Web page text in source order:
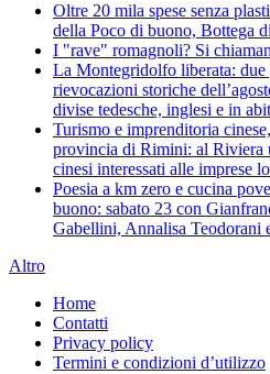
Oltre 20 mila spese senza
della Poco di buono, Bottega
I "rave" romagnoli? Si
La Montegridolfo liberata:
rievocazioni storiche
divise tedesche, inglesi e in
Turismo e imprenditoria
provincia di Rimini: al Riviera
cinesi interessati alle imprese
Poesia a km zero e cucina
buono: sabato 23 con
Gabellini, Annalisa Teodorani
Altro
Home
Contatti
Privacy policy
Termini e condizioni d’utilizzo